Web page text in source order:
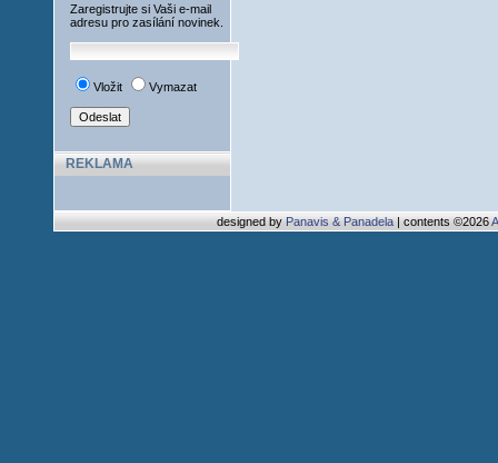
Zaregistrujte si Vaši e-mail
adresu pro zasílání novinek.
Vložit Vymazat
REKLAMA
designed byPanavis & Panadela| contents ©2026